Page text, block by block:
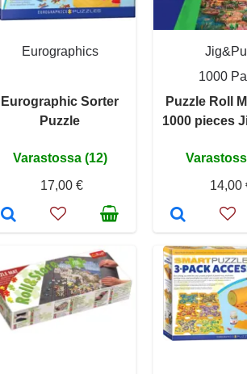
Eurographics
Eurographic Sorter
Puzzle
Varastossa (12)
17,00 €
1000
Puzzle Roll
1000 pieces
14,00